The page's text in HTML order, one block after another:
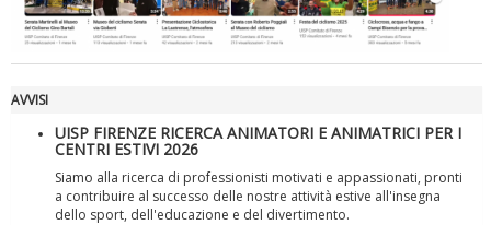
AVVISI
UISP FIRENZE RICERCA ANIMATORI E ANIMATRICI PER I
CENTRI ESTIVI 2026
Siamo alla ricerca di professionisti motivati e appassionati, pronti
a contribuire al successo delle nostre attività estive all'insegna
dello sport, dell'educazione e del divertimento.